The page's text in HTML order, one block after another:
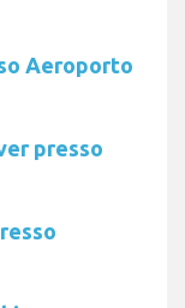
Aeroporto
presso